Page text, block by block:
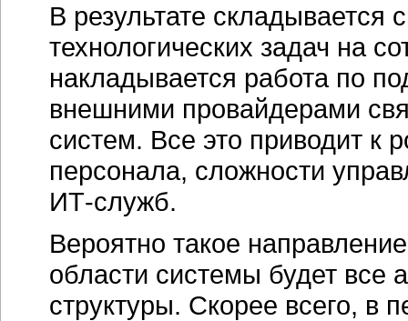
В результате складывается
технологических задач на
накладывается работа по
внешними провайдерами
систем. Все это приводит к
персонала, сложности
ИТ-служб.
Вероятно такое
области системы будет все
структуры. Скорее всего, в